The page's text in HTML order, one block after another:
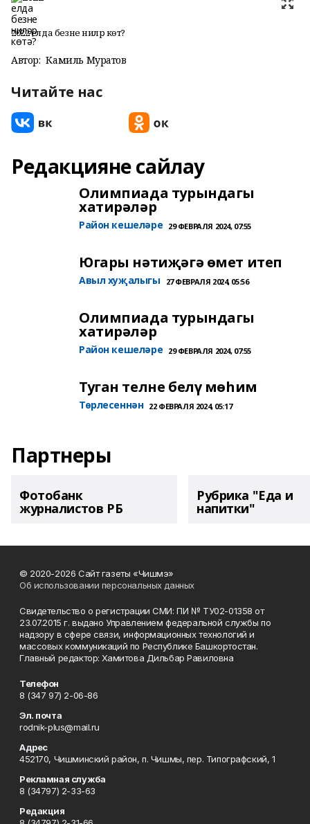
2022 елда безне ниләр көтә?
Автор: Камиль Муратов
Читайте нас
Редакцияне сайлау
Олимпиада турындагы
хатирәләр
Район кешеләре 29 ФЕВРАЛЯ 2024, 07:55
Югары нәтиҗәгә өмет итеп
Авыл хуҗалыгы 27 ФЕВРАЛЯ 2024, 05:56
Олимпиада турындагы
хатирәләр
Район кешеләре 29 ФЕВРАЛЯ 2024, 07:55
Туган телне белү мөһим
Төрлесеннән 22 ФЕВРАЛЯ 2024, 05:17
Партнеры
Фотобанк
журналистов РБ
Рубрика "Еда и
напитки"
© 2020-2026 Сайт газеты «Чишмэ»
Об использовании персональных данных
Свидетельство о регистрации СМИ: ПИ № ТУ02-01358 от
23.07.2015 г. выдано Управлением федеральной службы по
надзору в сфере связи, информационных технологий и
массовых коммуникаций по Республике Башкортостан.
Главный редактор: Хамитова Дильбар Равиловна
Телефон
8 (347 97) 2-06-86
Эл. почта
rodnik-plus@mail.ru
Адрес
452170, Чишминский район, п. Чишмы, пер. Типографский, 1
Рекламная служба
8 (34797) 2-33-63
Редакция